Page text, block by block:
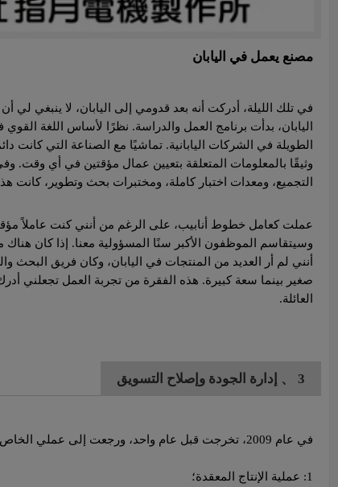
مصنع يعمل في اليابان
في تلك الليلة، أدركت أنه بعد قدومي إلى اليابان، لا ينبغي
اليابان، بدأت برنامج العمل والدراسة. نظرًا لأساس اللغة
الطويلة في الشركات اليابانية. تماشيًا مع الصناعة التي كانت
وثيقًا بالمعلومات المتعلقة بتعيين عمال مؤقتين في أي وقت.
التجميع، ومعدات اختبار كاملة، ومختبرات بحث وتطوير، كانت
عملت كعامل خطوط أنابيب، على الرغم من أنني كنت عاملاً
وسيتقاسم الموظفون الأكبر سنًا المسؤولية معنا. إذا كان هناك
أنني لم أر العديد من المنتجات في اليابان، وكان فريق البحث
صغير بينما سعة كبيرة. هذه الفقرة من تجربة العمل تجعلني
العائلة.
3 、 إدارة الجودة وإصلاح التسويق
في عام 2009، تخرجت قبل عام واحد، ورجعت إلى عملي الخاص، ودرست الوضع الراهن للمؤسسة الحالية، ولخصت النقاط الخمس:
1: عملية الإنتاج المعقدة؛